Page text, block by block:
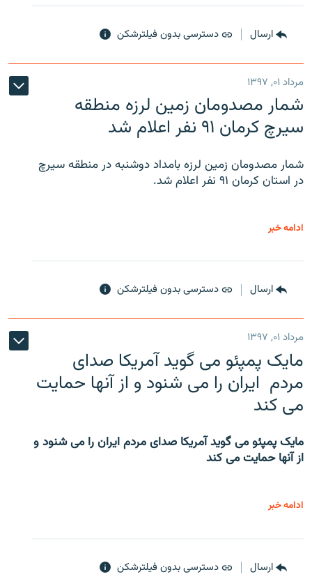
ارسال دسترسی بدون فیلترشکن
مرداد ۰۱, ۱۳۹۷
شمار مصدومان زمین لرزه منطقه
سیرچ کرمان ۹۱ نفر اعلام شد
شمار مصدومان زمین لرزه بامداد دوشنبه در منطقه سیرچ
در استان کرمان ۹۱ نفر اعلام شد.
ادامه خبر
ارسال دسترسی بدون فیلترشکن
مرداد ۰۱, ۱۳۹۷
مایک پمپئو می گوید آمریکا صدای
مردم ایران را می شنود و از آنها حمایت
می کند
مایک پمپئو می گوید آمریکا صدای مردم ایران را می شنود و
از آنها حمایت می کند
ادامه خبر
ارسال دسترسی بدون فیلترشکن